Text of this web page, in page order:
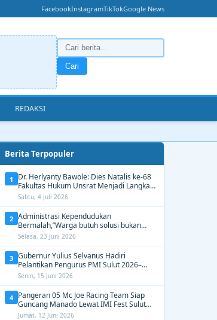
FacebookInstagramTikTokGoogle News
Cari
REDAKSI
Berita Terpopuler
1
Dr. Herlyanty Bawole: Dies Natalis ke-68
Fakultas Hukum Unsrat Menjadi Langkah
Nyata Membangun Generasi Hukum
Berdampak
Sabtu, 4 Juli 2026
2 Administrasi Kependudukan
Bermalah,”Warga butuh solusi bukan
Alasan dari Disdukcapil Manado
Selasa, 23 Juni 2026
3 Gubernur Yulius Selvanus Hadiri
Pelantikan Pengurus PMI Sulut 2026–
2031, Tekankan Gerak Cepat untuk
Kemanusiaan
Senin, 15 Juni 2026
4 Pangeran 05 Mc Joe Racing Team Siap
Guncang Manado Lewat IMI Fest Sulut
2026 Apex Drag Championship
Jumat, 12 Juni 2026